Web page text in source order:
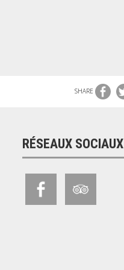
SHARE
RÉSEAUX SOCIAUX